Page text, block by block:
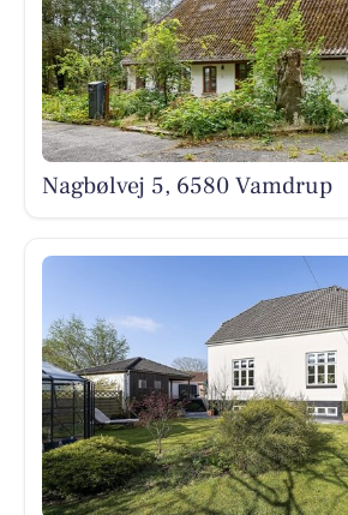
Nagbølvej 5, 6580 Vamdrup